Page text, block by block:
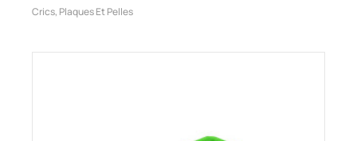
Crics, Plaques Et Pelles